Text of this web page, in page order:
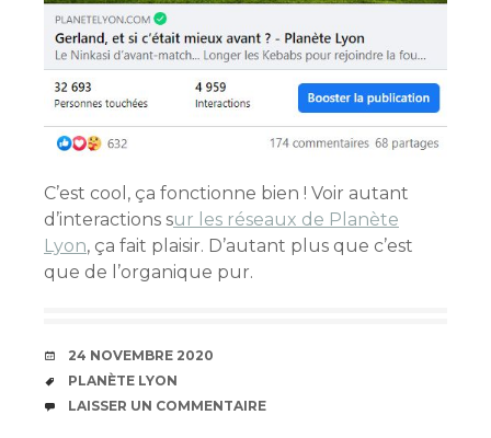
C’est cool, ça fonctionne bien ! Voir autant
d’interactions sur les réseaux de Planète
Lyon, ça fait plaisir. D’autant plus que c’est
que de l’organique pur.
DATE
24 NOVEMBRE 2020
ÉTIQUETTES
PLANÈTE LYON
COMMENTAIRES
LAISSER UN COMMENTAIRE